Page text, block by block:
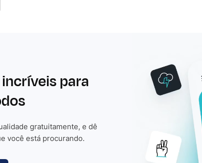
para
gratuitamente, e dê
você está procurando.